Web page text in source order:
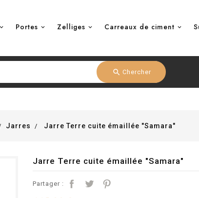
Portes Zelliges Carreaux de ciment
search Chercher
Jarres Jarre Terre cuite émaillée "Samara"
Jarre Terre cuite émaillée "Samara"
Partager :